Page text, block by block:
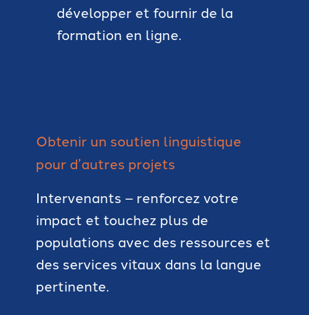
développer et fournir de la
formation en ligne.
Obtenir un soutien linguistique
pour d’autres projets
Intervenants – renforcez votre
impact et touchez plus de
populations avec des ressources et
des services vitaux dans la langue
pertinente.